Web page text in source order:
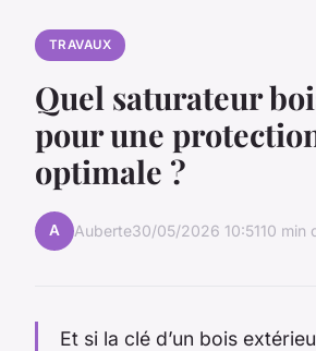
TRAVAUX
Quel saturateur
pour une
optimale ?
A Auberte30/05/2026 10:5110 min
Et si la clé d’un bois